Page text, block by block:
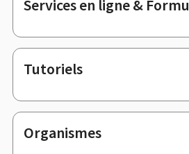
Services en ligne &
Tutoriels
Organismes